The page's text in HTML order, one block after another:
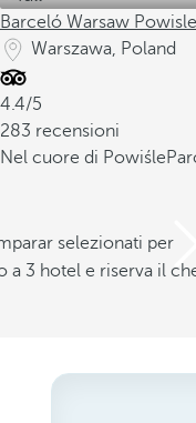
Barceló Warsaw Powisle
Warszawa, Poland
4.4/5
283 recensioni
Nel cuore di Powiśle
selezionati per
a 3 hotel e riserva il